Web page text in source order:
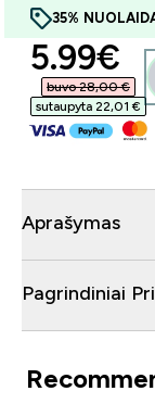
35%
5.99€‎
buvo 28,00 €‎
sutaupyta 22,01 €‎
Aprašymas
Pagrindiniai